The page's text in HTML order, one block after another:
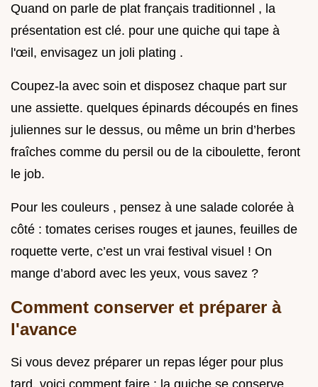
Quand on parle de plat français traditionnel , la
présentation est clé. pour une quiche qui tape à
l'œil, envisagez un joli plating .
Coupez-la avec soin et disposez chaque part sur
une assiette. quelques épinards découpés en fines
juliennes sur le dessus, ou même un brin d’herbes
fraîches comme du persil ou de la ciboulette, feront
le job.
Pour les couleurs , pensez à une salade colorée à
côté : tomates cerises rouges et jaunes, feuilles de
roquette verte, c’est un vrai festival visuel ! On
mange d’abord avec les yeux, vous savez ?
Comment conserver et préparer à
l'avance
Si vous devez préparer un repas léger pour plus